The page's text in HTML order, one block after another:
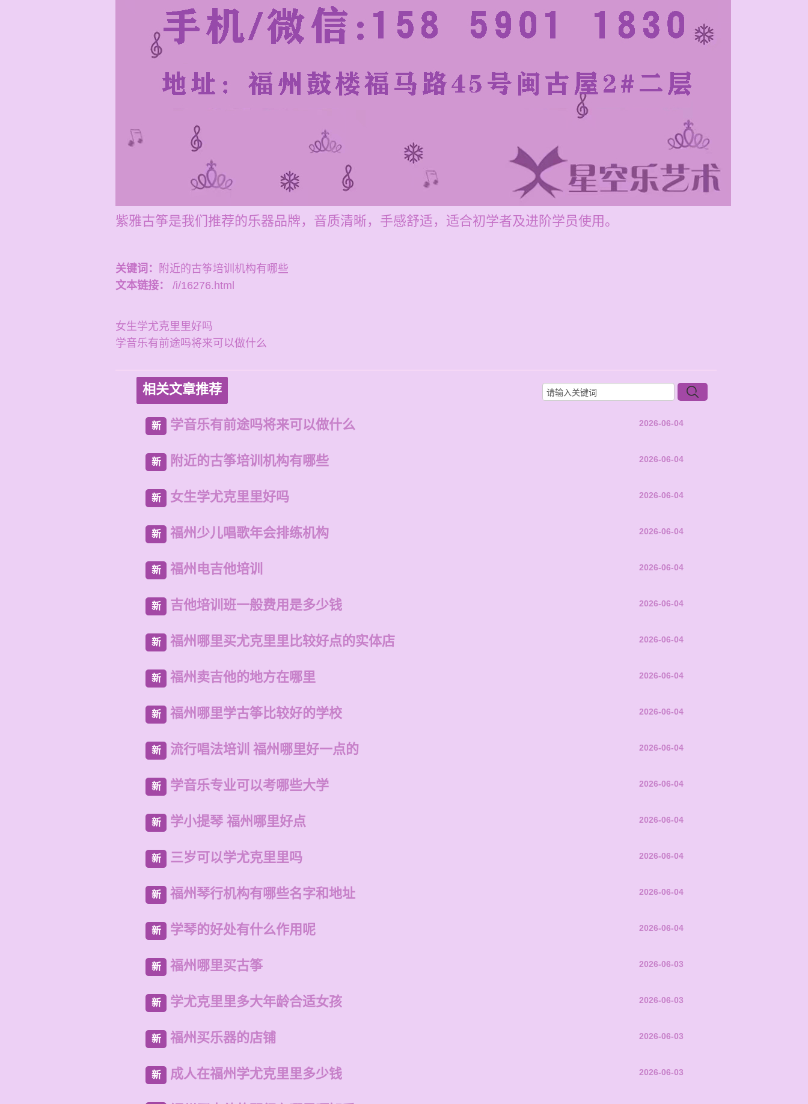
紫雅古筝是我们推荐的乐器品牌，音质清晰，手感舒适，适合初学者及进阶学员使用。
关键词：
附近的古筝培训机构有哪些
文本链接：
/i/16276.html
女生学尤克里里好吗
学音乐有前途吗将来可以做什么
相关文章推荐
新 学音乐有前途吗将来可以做什么 2026-06-04
新 附近的古筝培训机构有哪些 2026-06-04
新 女生学尤克里里好吗 2026-06-04
新 福州少儿唱歌年会排练机构 2026-06-04
新 福州电吉他培训 2026-06-04
新 吉他培训班一般费用是多少钱 2026-06-04
新 福州哪里买尤克里里比较好点的实体店 2026-06-04
新 福州卖吉他的地方在哪里 2026-06-04
新 福州哪里学古筝比较好的学校 2026-06-04
新 流行唱法培训 福州哪里好一点的 2026-06-04
新 学音乐专业可以考哪些大学 2026-06-04
新 学小提琴 福州哪里好点 2026-06-04
新 三岁可以学尤克里里吗 2026-06-04
新 福州琴行机构有哪些名字和地址 2026-06-04
新 学琴的好处有什么作用呢 2026-06-04
新 福州哪里买古筝 2026-06-03
新 学尤克里里多大年龄合适女孩 2026-06-03
新 福州买乐器的店铺 2026-06-03
新 成人在福州学尤克里里多少钱 2026-06-03